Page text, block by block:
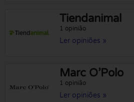
Tiendanimal
1 opinião
Ler opiniões »
Marc O’Polo
1 opinião
Ler opiniões »